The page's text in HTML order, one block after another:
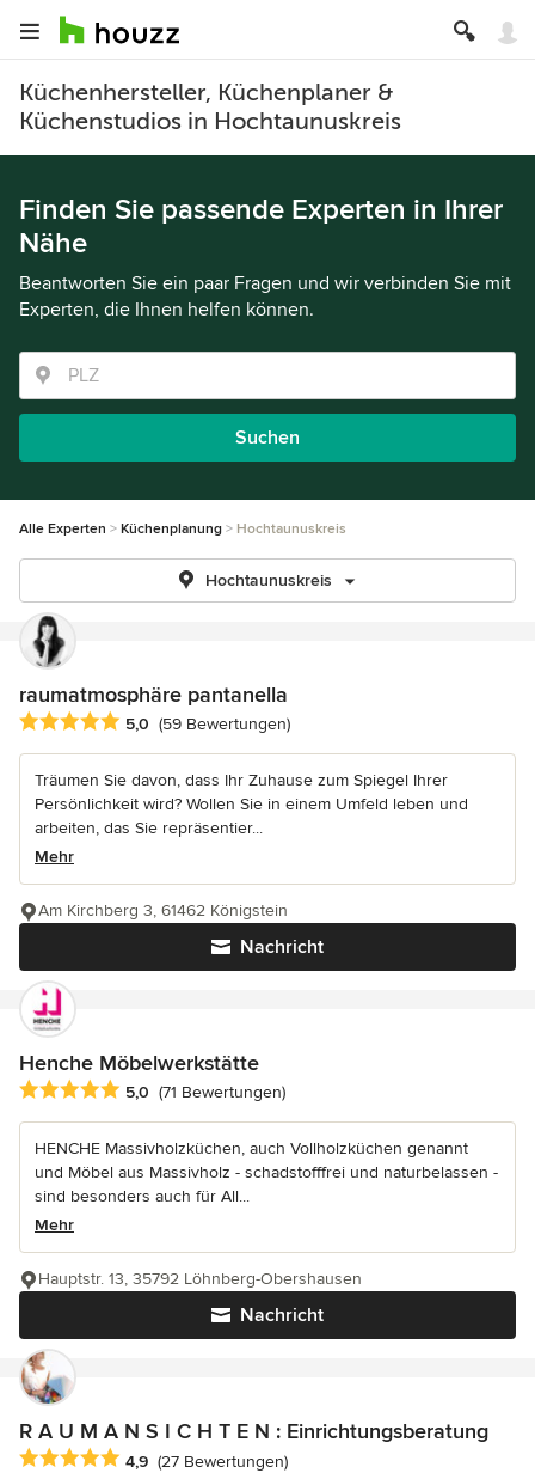
Küchenhersteller, Küchenplaner &
Küchenstudios in Hochtaunuskreis
Finden Sie passende Experten in Ihrer
Nähe
Beantworten Sie ein paar Fragen und wir verbinden Sie mit
Experten, die Ihnen helfen können.
Suchen
Alle Experten Küchenplanung Hochtaunuskreis
Hochtaunuskreis
raumatmosphäre pantanella
Durchschnittliche Bewertung: 5 von 5 Sternen
5,0 (59 Bewertungen)
Träumen Sie davon, dass Ihr Zuhause zum Spiegel Ihrer
Persönlichkeit wird? Wollen Sie in einem Umfeld leben und
arbeiten, das Sie repräsentier...
Mehr
Nachricht
Am Kirchberg 3, 61462 Königstein
Henche Möbelwerkstätte
Durchschnittliche Bewertung: 5 von 5 Sternen
5,0 (71 Bewertungen)
HENCHE Massivholzküchen, auch Vollholzküchen genannt
und Möbel aus Massivholz - schadstofffrei und naturbelassen -
sind besonders auch für All...
Mehr
Nachricht
Hauptstr. 13, 35792 Löhnberg-Obershausen
R A U M A N S I C H T E N : Einrichtungsberatung
Durchschnittliche Bewertung: 4.9 von 5 Sternen
4,9 (27 Bewertungen)